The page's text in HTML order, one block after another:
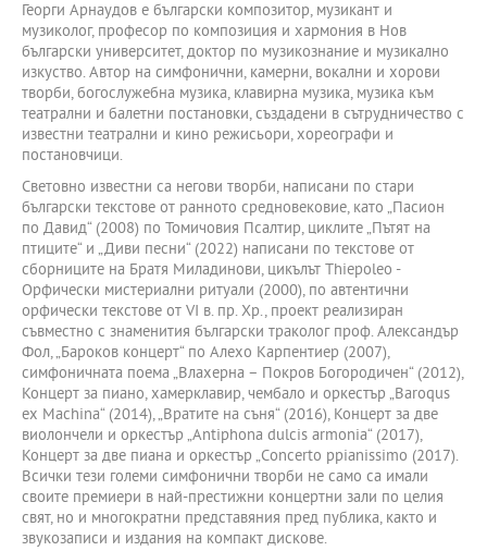
Георги Арнаудов е български композитор, музикант и
музиколог, професор по композиция и хармония в Нов
български университет, доктор по музикознание и музикално
изкуство. Автор на симфонични, камерни, вокални и хорови
творби, богослужебна музика, клавирна музика, музика към
театрални и балетни постановки, създадени в сътрудничество с
известни театрални и кино режисьори, хореографи и
постановчици.
Световно известни са негови творби, написани по стари
български текстове от ранното средновековие, като „Пасион
по Давид“ (2008) по Томичовия Псалтир, циклите „Пътят на
птиците“ и „Диви песни“ (2022) написани по текстове от
сборниците на Братя Миладинови, цикълът Thiepoleo -
Орфически мистериални ритуали (2000), по автентични
орфически текстове от VI в. пр. Хр., проект реализиран
съвместно с знаменития български траколог проф. Александър
Фол, „Бароков концерт“ по Алехо Карпентиер (2007),
симфоничната поема „Влахерна – Покров Богородичен“ (2012),
Концерт за пиано, хамерклавир, чембало и оркестър „Baroqus
ex Machina“ (2014), „Вратите на съня“ (2016), Концерт за две
виолончели и оркестър „Antiphona dulcis armonia“ (2017),
Концерт за две пиана и оркестър „Concerto ppianissimo (2017).
Всички тези големи симфонични творби не само са имали
своите премиери в най-престижни концертни зали по целия
свят, но и многократни представяния пред публика, както и
звукозаписи и издания на компакт дискове.